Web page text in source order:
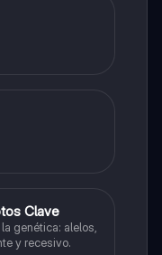
Clave
genética: alelos,
y recesivo.